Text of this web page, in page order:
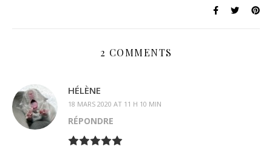
2 COMMENTS
HÉLÈNE
18 MARS 2020 AT 11 H 10 MIN
RÉPONDRE